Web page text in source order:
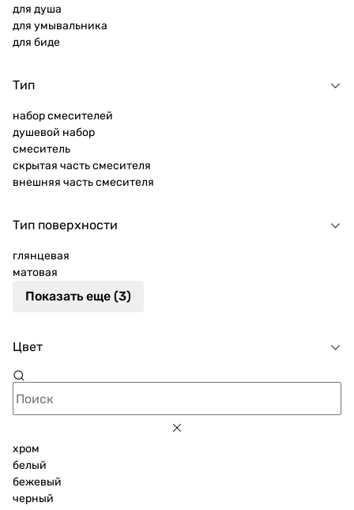
для душа
для умывальника
для биде
Тип
набор смесителей
душевой набор
смеситель
скрытая часть смесителя
внешняя часть смесителя
Тип поверхности
глянцевая
матовая
Показать еще (3)
Цвет
хром
белый
бежевый
черный